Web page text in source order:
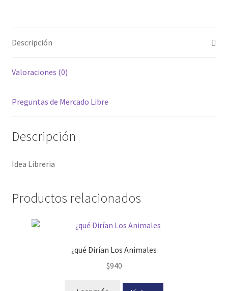
Descripción
Valoraciones (0)
Preguntas de Mercado Libre
Descripción
Idea Libreria
Productos relacionados
¿qué Dirían Los Animales
$940